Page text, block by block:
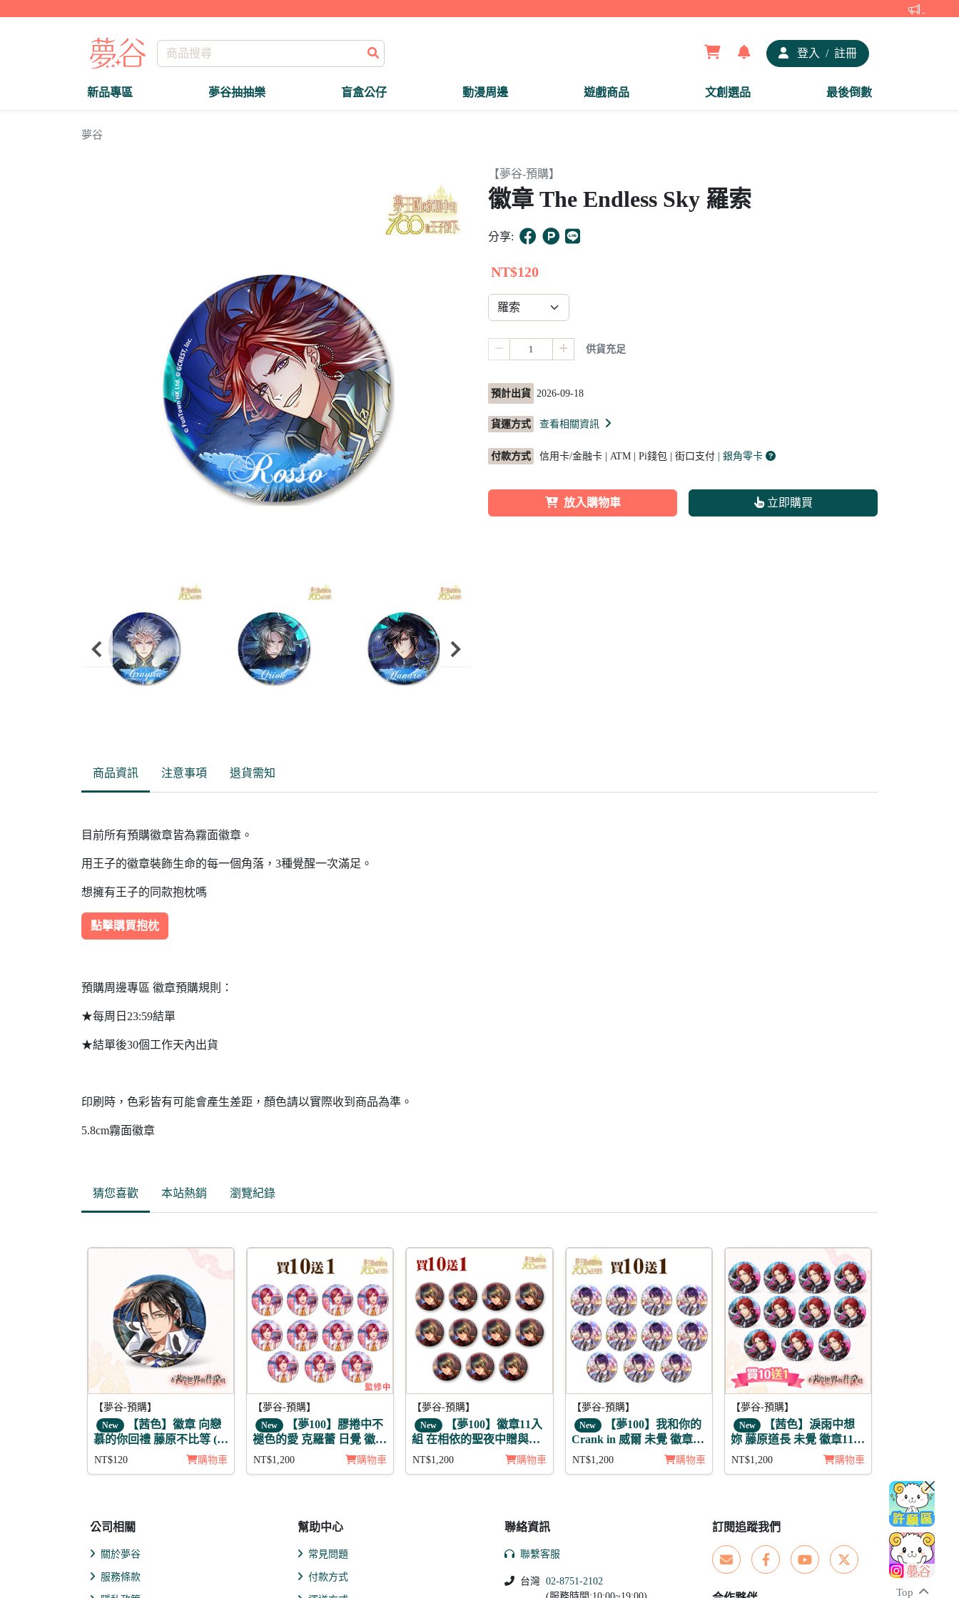
【夢谷
登入 / 註冊
新品專區 夢谷抽抽樂 盲盒公仔 動漫周邊 遊戲商品 文創選品 最後倒數
Top
夢谷
【夢谷-預購】
徽章 The Endless Sky 羅索
分享:
NT$120
供貨充足
預計出貨 2026-09-18
貨運方式 查看相關資訊
付款方式 信用卡/金融卡 | ATM | Pi錢包 | 街口支付 | 銀角零卡
放入購物車 立即購買
商品資訊 注意事項 退貨需知
目前所有預購徽章皆為霧面徽章。
用王子的徽章裝飾生命的每一個角落，3種覺醒一次滿足。
想擁有王子的同款抱枕嗎
點擊購買抱枕
預購周邊專區 徽章預購規則：
★每周日23:59結單
★結單後30個工作天內出貨
印刷時，色彩皆有可能會產生差距，顏色請以實際收到商品為準。
5.8cm霧面徽章
猜您喜歡 本站熱銷 瀏覽紀錄
【夢谷-預購】
New 【茜色】徽章 向戀
慕的你回禮 藤原不比等 (月
NT$120 購物車
【夢谷-預購】
New 【夢100】膠捲中不
褪色的愛 克羅蕾 日覺 徽章
11入組
NT$1,200 購物車
【夢谷-預購】
New 【夢100】徽章11入
組 在相依的聖夜中贈與的
愛 伊薩克 日覺
NT$1,200 購物車
【夢谷-預購】
New
【夢100】我和你的
Crank in 威爾 未覺 徽章11
入組
NT$1,200 購物車
【夢谷-預購】
New
【茜色】淚雨中想
妳 藤原道長 未覺 徽章11入
NT$1,200 購物車
公司相關
關於夢谷
服務條款
幫助中心
常見問題
付款方式
聯絡資訊
聯繫客服
台灣 02-8751-2102
訂閱追蹤我們